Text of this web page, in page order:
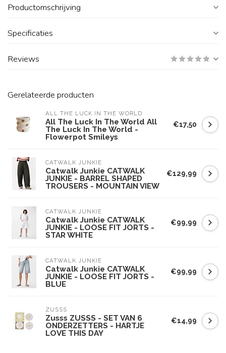
Productomschrijving
Specificaties
Reviews
Gerelateerde producten
ALL THE LUCK IN THE WORLD
All The Luck In The World All
The Luck In The World -
Flowerpot Smileys
€17,50
CATWALK JUNKIE
Catwalk Junkie CATWALK
JUNKIE - BARREL SHAPED
TROUSERS - MOUNTAIN VIEW
€129,99
CATWALK JUNKIE
Catwalk Junkie CATWALK
JUNKIE - LOOSE FIT JORTS -
STAR WHITE
€99,99
CATWALK JUNKIE
Catwalk Junkie CATWALK
JUNKIE - LOOSE FIT JORTS -
BLUE
€99,99
ZUSSS
Zusss ZUSSS - SET VAN 6
ONDERZETTERS - HARTJE
LOVE THIS DAY
€14,99